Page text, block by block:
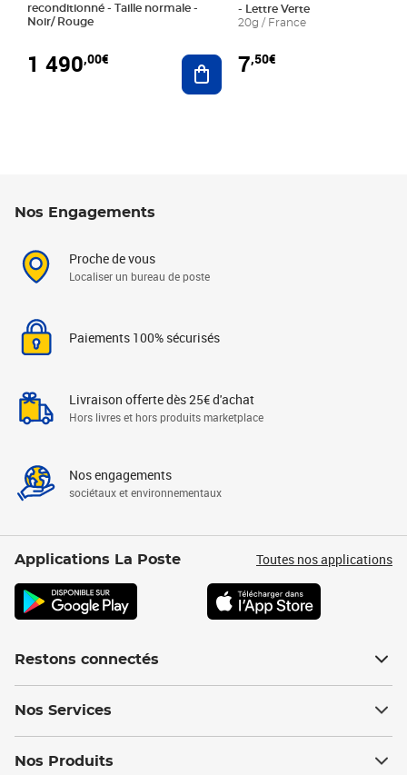
reconditionné - Taille normale -
Noir/ Rouge
1 490,00€ Ajouter au panier
- Lettre Verte
20g / France
7,50€
Nos Engagements
Proche de vous
Localiser un bureau de poste
Paiements 100% sécurisés
Livraison offerte dès 25€ d'achat
Hors livres et hors produits marketplace
Nos engagements
sociétaux et environnementaux
Applications La Poste Toutes nos applications
Restons connectés
Nos Services
Nos Produits